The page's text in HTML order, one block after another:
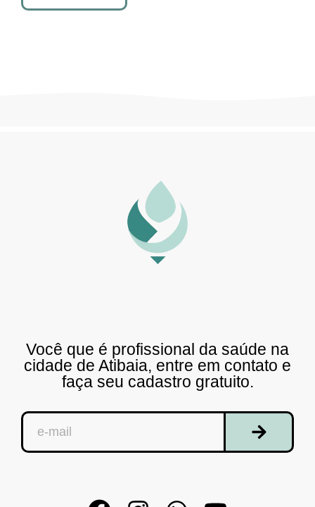
Você que é profissional da saúde na
cidade de Atibaia, entre em contato e
faça seu cadastro gratuito.